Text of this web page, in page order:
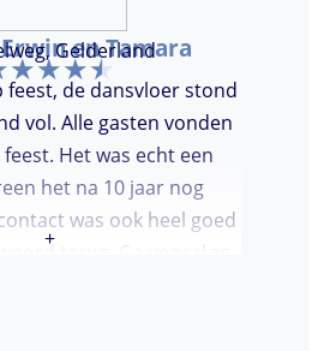
en Tamara
Gelderland
feest, de dansvloer stond
vol. Alle gasten vonden
Het was echt een
het na 10 jaar nog
was ook heel goed
terug. Ga vooral zo
+